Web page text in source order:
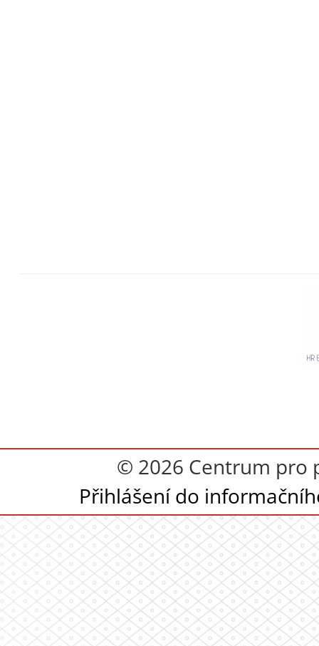
© 2026 Centrum pro
Přihlášení do